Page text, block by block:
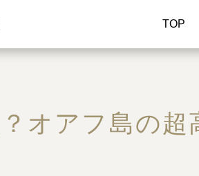
TOP
オアフ島の超